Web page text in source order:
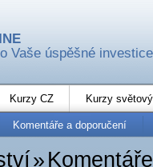
Vaše úspěšné investice
Kurzy CZ Kurzy
Komentáře a doporučení
»